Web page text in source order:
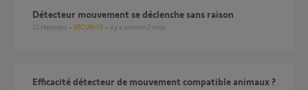
Détecteur mouvement se déclenche sans raison
11 réponses SÉCURITÉ il y a environ 2 mois
Efficacité détecteur de mouvement compatible animaux ?